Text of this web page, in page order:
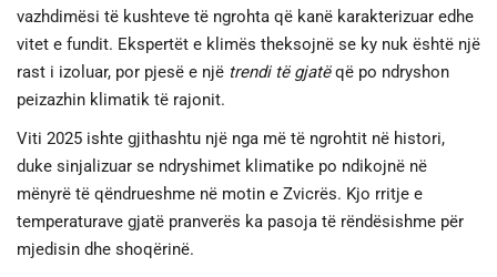
vazhdimësi të kushteve të ngrohta që kanë karakterizuar edhe
vitet e fundit. Ekspertët e klimës theksojnë se ky nuk është një
rast i izoluar, por pjesë e një trendi të gjatëqë po ndryshon
peizazhin klimatik të rajonit.
Viti 2025 ishte gjithashtu një nga më të ngrohtit në histori,
duke sinjalizuar se ndryshimet klimatike po ndikojnë në
mënyrë të qëndrueshme në motin e Zvicrës. Kjo rritje e
temperaturave gjatë pranverës ka pasoja të rëndësishme për
mjedisin dhe shoqërinë.